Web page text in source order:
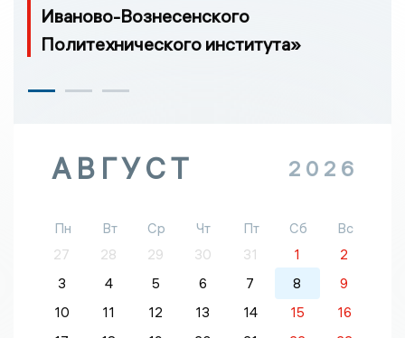
Иваново-Вознесенского
Политехнического института»
АВГУСТ 2026
Пн Вт Ср Чт Пт Сб
Вс
27
28 29 30 31 1
2
3
4 5 6 7 8
9
10
11 12 13 14 15
16